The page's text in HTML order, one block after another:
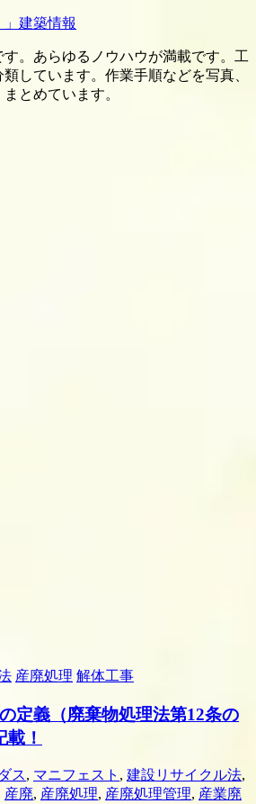
。あらゆるノウハウが満載です。工
しています。作業手順などを写真、
とめています。
産廃処理 解体工事
定義（廃棄物処理法第12条の
！
ス, マニフェスト , 建設リサイクル法,
産廃, 産廃処理, 産廃処理管理, 産業廃